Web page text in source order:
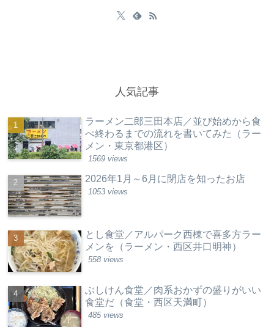
人気記事
ラーメン二郎三田本店／並び始めから食
べ終わるまでの流れを書いてみた（ラー
メン・東京都港区）
1569 views
2026年1月～6月に閉店を知ったお店
1053 views
とし食堂／アルパーク西棟で喜多方ラー
メンを（ラーメン・西区井口明神）
558 views
ぶしけん食堂／肉系おかずの盛りがいい
食堂だ（食堂・西区天満町）
485 views